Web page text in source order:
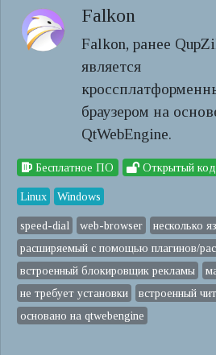
Falkon
Falkon, ранее
является
браузером на
QtWebEngine.
Бесплатное ПО Открытый код
Linux Windows
speed-dial web-browser
несколько
расширяемый с помощью плагинов/
встроенный блокировщик рекламы
не требует установки
встроенный
основано на qtwebengine